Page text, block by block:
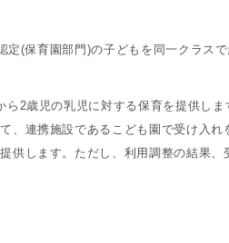
(保育園部門)の子どもを同一クラス
2歳児の乳児に対する保育を提供しま
、連携施設であるこども園で受け入れ
供します。ただし、利用調整の結果、